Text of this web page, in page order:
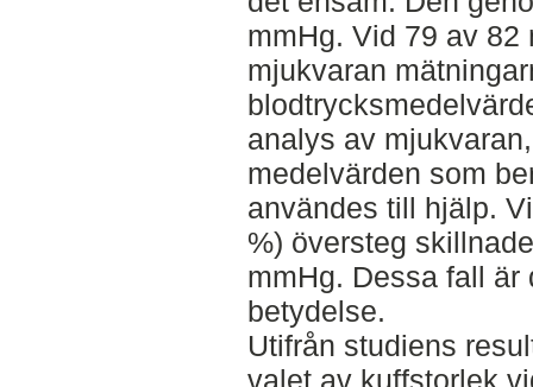
mmHg. Vid 79 av 82
mjukvaran
analys av
medelvärden som
användes till hjälp.
%) översteg
mmHg. Dessa fall
betydelse.
Utifrån studiens
valet av kuffstorlek